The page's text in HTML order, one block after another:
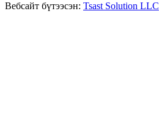
Вебсайт бүтээсэн: Tsast Solution LLC